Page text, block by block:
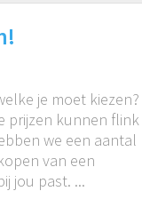
je moet kiezen?
prijzen kunnen flink
we een aantal
van een
jou past. ...